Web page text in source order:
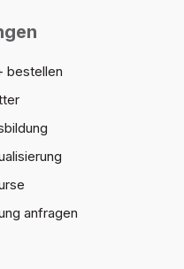
bestellen
anfragen